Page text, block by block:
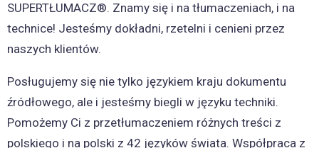
SUPERTŁUMACZ®. Znamy się i na tłumaczeniach, i na
technice! Jesteśmy dokładni, rzetelni i cenieni przez
naszych klientów.
Posługujemy się nie tylko językiem kraju dokumentu
źródłowego, ale i jesteśmy biegli w języku techniki.
Pomożemy Ci z przetłumaczeniem różnych treści z
polskiego i na polski z 42 języków świata. Współpraca z